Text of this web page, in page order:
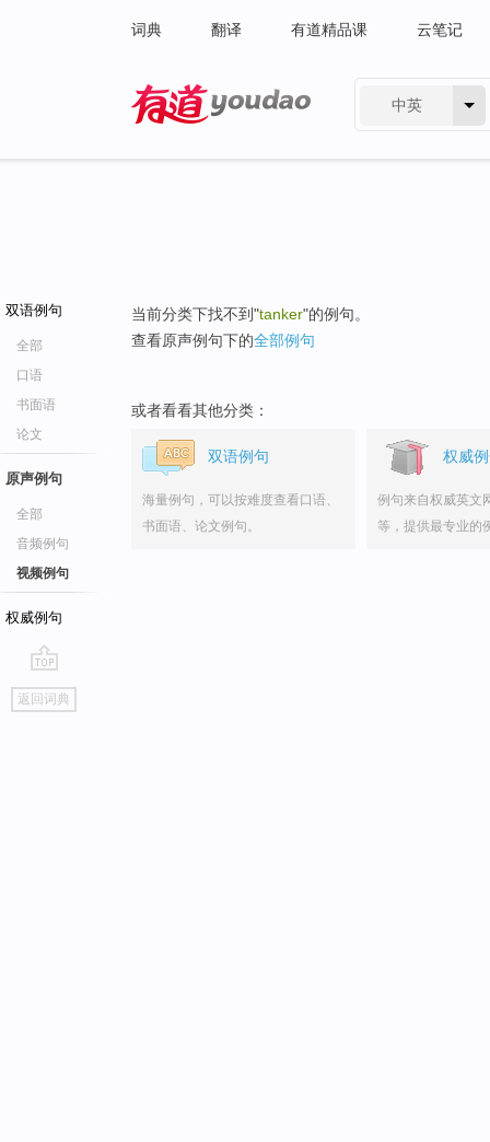
词典 翻译 有道精品课 云笔记
中英
双语例句
全部
口语
书面语
论文
原声例句
全部
音频例句
视频例句
权威例句
go
top
返回词典
当前分类下找不到"tanker"的例句。
查看原声例句下的全部例句
或者看看其他分类：
双语例句
海量例句，可以按难度查看口语、
书面语、论文例句。
权威
例句来自权威英文
等，提供最专业的